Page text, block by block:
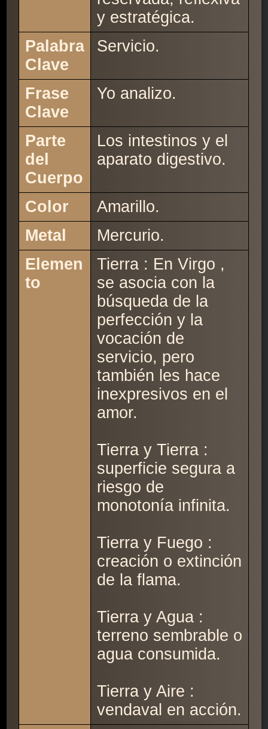
y estratégica.
Palabra
Clave
Servicio.
Frase
Clave
Yo analizo.
Parte
del
Cuerpo
Los intestinos y el
aparato digestivo.
Color
Amarillo.
Metal
Mercurio.
Elemen
to
Tierra : En Virgo ,
se asocia con la
búsqueda de la
perfección y la
vocación de
servicio, pero
también les hace
inexpresivos en el
amor.
Tierra y Tierra :
superficie segura a
riesgo de
monotonía infinita.
Tierra y Fuego :
creación o extinción
de la flama.
Tierra y Agua :
terreno sembrable o
agua consumida.
Tierra y Aire :
vendaval en acción.